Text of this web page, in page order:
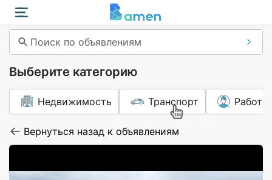
Поиск по объявлениям
Выберите категорию
Недвижимость Транспорт Работа
Вернуться назад к объявлениям